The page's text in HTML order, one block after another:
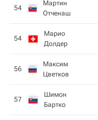
54
Мартин
Отченаш
54
Марио
Долдер
56
Максим
Цветков
57
Шимон
Бартко